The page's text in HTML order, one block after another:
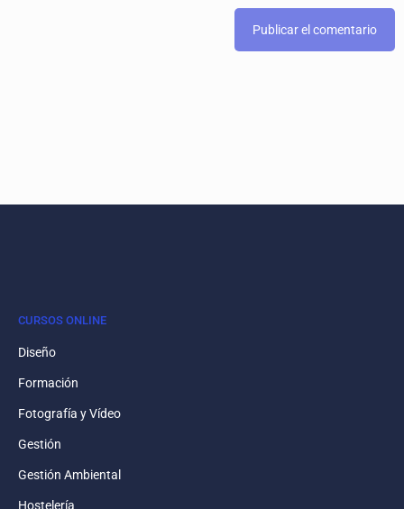
CURSOS ONLINE
Diseño
Formación
Fotografía y Vídeo
Gestión
Gestión Ambiental
Hostelería